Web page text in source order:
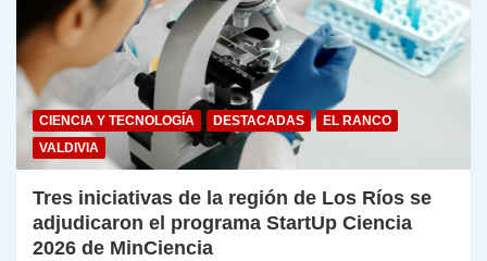
CIENCIA Y TECNOLOGÍA DESTACADAS
EL RANCO
VALDIVIA
Tres iniciativas de la región de Los Ríos se
adjudicaron el programa StartUp Ciencia
2026 de MinCiencia